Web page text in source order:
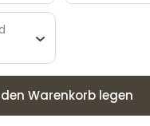
Warenkorb legen